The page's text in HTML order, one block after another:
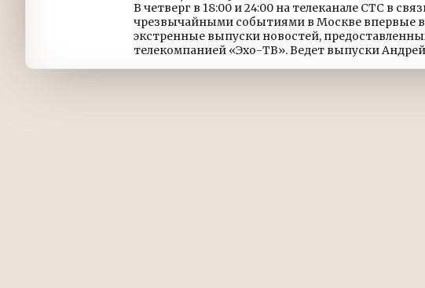
В четверг в 18:00 и 24:00 на телеканале СТС в
чрезвычайными событиями в Москве впервые
экстренные выпуски новостей,
телекомпанией «Эхо-ТВ». Ведет выпуски